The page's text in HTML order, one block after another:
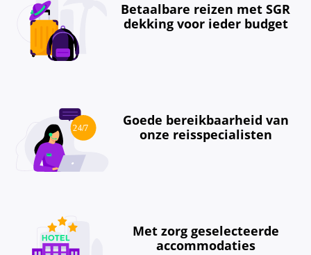
Betaalbare reizen met SGR
dekking voor ieder budget
Goede bereikbaarheid van
onze reisspecialisten
Met zorg geselecteerde
accommodaties